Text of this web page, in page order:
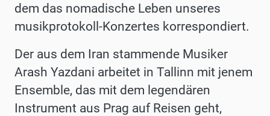
dem das nomadische Leben unseres
musikprotokoll-Konzertes korrespondiert.
Der aus dem Iran stammende Musiker
Arash Yazdani arbeitet in Tallinn mit jenem
Ensemble, das mit dem legendären
Instrument aus Prag auf Reisen geht,